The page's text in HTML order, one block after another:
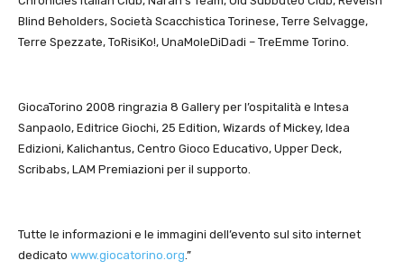
Blind Beholders, Società Scacchistica Torinese, Terre Selvagge,
Terre Spezzate, ToRisiKo!, UnaMoleDiDadi – TreEmme Torino.
GiocaTorino 2008 ringrazia 8 Gallery per l’ospitalità e Intesa
Sanpaolo, Editrice Giochi, 25 Edition, Wizards of Mickey, Idea
Edizioni, Kalichantus, Centro Gioco Educativo, Upper Deck,
Scribabs, LAM Premiazioni per il supporto.
Tutte le informazioni e le immagini dell’evento sul sito internet
dedicato www.giocatorino.org.”